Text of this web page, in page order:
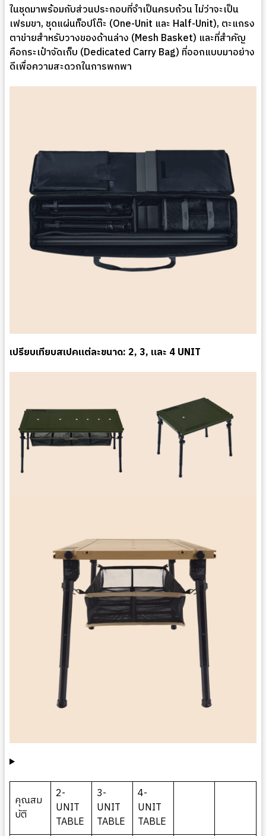
ในชุดมาพร้อมกับส่วนประกอบที่จำเป็นครบถ้วน ไม่ว่าจะเป็น
เฟรมขา, ชุดแผ่นท็อปโต๊ะ (One-Unit และ Half-Unit), ตะแกรง
ตาข่ายสำหรับวางของด้านล่าง (Mesh Basket) และที่สำคัญ
คือกระเป๋าจัดเก็บ (Dedicated Carry Bag) ที่ออกแบบมาอย่าง
ดีเพื่อความสะดวกในการพกพา
เปรียบเทียบสเปคแต่ละขนาด: 2, 3, และ 4 UNIT
คุณสม
บัติ
2-
UNIT
TABLE
3-
UNIT
TABLE
4-
UNIT
TABLE